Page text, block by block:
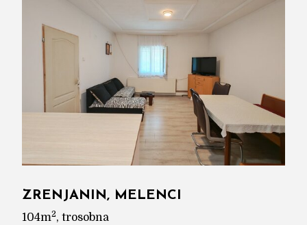
ZRENJANIN, MELENCI
104m2, trosobna